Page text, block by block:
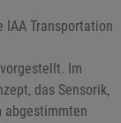
IAA Transportation
Im
das Sensorik,
abgestimmten